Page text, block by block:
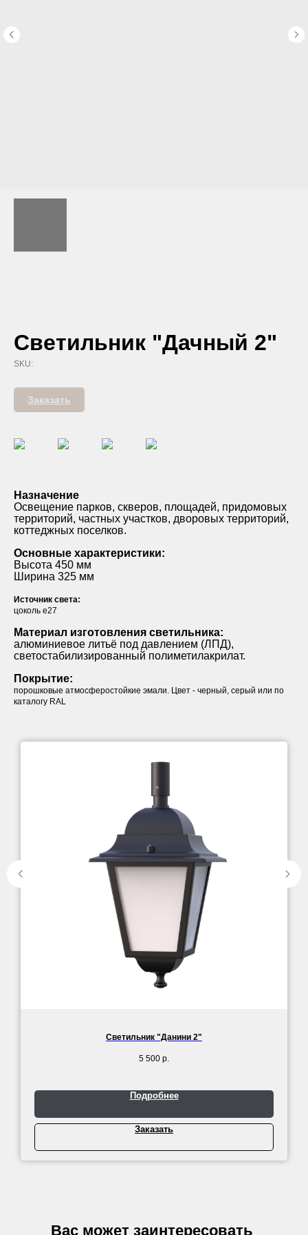
Светильник "Дачный 2"
SKU:
Заказать
Назначение
Освещение парков, скверов, площадей, придомовых
территорий, частных участков, дворовых территорий,
коттеджных поселков.
Основные характеристики:
Высота 450 мм
Ширина 325 мм
Источник света:
цоколь е27
Материал изготовления светильника:
алюминиевое литьё под давлением (ЛПД),
светостабилизированный полиметилакрилат.
Покрытие:
порошковые атмосферостойкие эмали. Цвет - черный, серый или по
каталогу RAL
Светильник "Данини 2"
5 500 р.
Подробнее
Заказать
Вас может заинтересовать